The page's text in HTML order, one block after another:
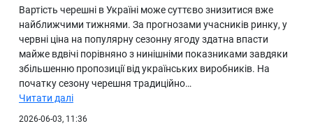
Про нас
Вартість черешні в Україні може суттєво знизитися вже
найближчими тижнями. За прогнозами учасників ринку, у
червні ціна на популярну сезонну ягоду здатна впасти
майже вдвічі порівняно з нинішніми показниками завдяки
збільшенню пропозиції від українських виробників. На
початку сезону черешня традиційно…
Читати далі
2026-06-03, 11:36